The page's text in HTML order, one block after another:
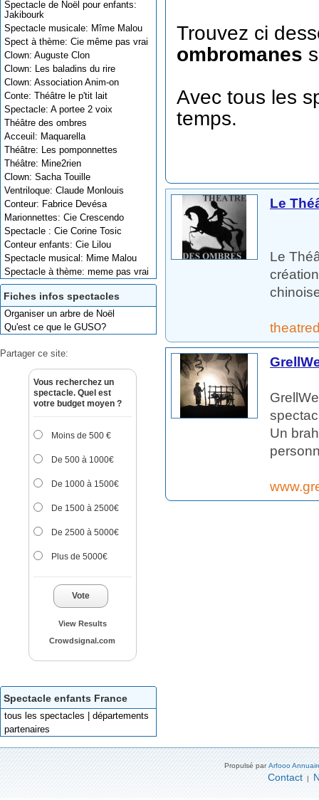
Spectacle de Noël pour enfants:
Jakibourk
Spectacle musicale: Mîme Malou
Spect à thème: Cie même pas vrai
Clown: Auguste Clon
Clown: Les baladins du rire
Clown: Association Anim-on
Conte: Théâtre le p'tit lait
Spectacle: A portee 2 voix
Théâtre des ombres
Acceuil: Maquarella
Théâtre: Les pomponnettes
Théâtre: Mine2rien
Clown: Sacha Touille
Ventriloque: Claude Monlouis
Conteur: Fabrice Devésa
Marionnettes: Cie Crescendo
Spectacle : Cie Corine Tosic
Conteur enfants: Cie Lilou
Spectacle musical: Mime Malou
Spectacle à thème: meme pas vrai
Fiches infos spectacles
Organiser un arbre de Noël
Qu'est ce que le GUSO?
Partager ce site:
Vous recherchez un
spectacle. Quel est
votre budget moyen ?
Moins de 500 €
De 500 à 1000€
De 1000 à 1500€
De 1500 à 2500€
De 2500 à 5000€
Plus de 5000€
Vote
View Results
Crowdsignal.com
Spectacle enfants France
tous les spectacles | départements
partenaires
Trouvez ci
ombromanes
Avec tous les
temps.
Le
Le
Un
Propulsé parArfooo
Contact |